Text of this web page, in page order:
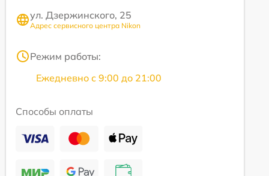
ул. Дзержинского, 25
Адрес сервисного центра Nikon
Режим работы:
Ежедневно с 9:00 до 21:00
Способы оплаты